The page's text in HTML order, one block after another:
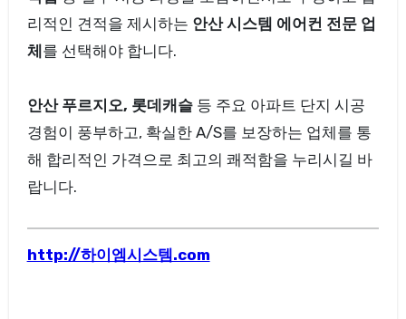
리적인 견적을 제시하는 안산 시스템 에어컨 전문 업
체 를 선택해야 합니다.
안산 푸르지오, 롯데캐슬등 주요 아파트 단지 시공
경험이 풍부하고, 확실한 A/S를 보장하는 업체를 통
해 합리적인 가격으로 최고의 쾌적함을 누리시길 바
랍니다.
http://하이엠시스템.com